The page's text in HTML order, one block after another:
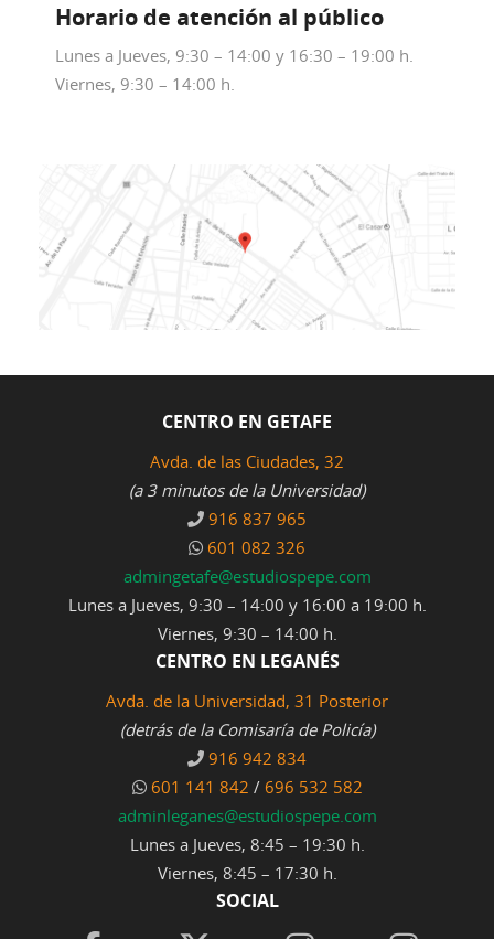
Horario de atención al público
Lunes a Jueves, 9:30 – 14:00 y 16:30 – 19:00 h.
Viernes, 9:30 – 14:00 h.
CENTRO EN GETAFE
Avda. de las Ciudades, 32
(a 3 minutos de la Universidad)
916 837 965
601 082 326
admingetafe@estudiospepe.com
Lunes a Jueves, 9:30 – 14:00 y 16:00 a 19:00 h.
Viernes, 9:30 – 14:00 h.
CENTRO EN LEGANÉS
Avda. de la Universidad, 31 Posterior
(detrás de la Comisaría de Policía)
916 942 834
601 141 842 / 696 532 582
adminleganes@estudiospepe.com
Lunes a Jueves, 8:45 – 19:30 h.
Viernes, 8:45 – 17:30 h.
SOCIAL